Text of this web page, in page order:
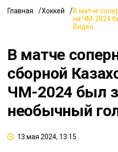
Главная Хоккей
В матче
на ЧМ-2024
Видео
В матче
сборной
ЧМ-2024 был
необычный
13 мая 2024, 13:15